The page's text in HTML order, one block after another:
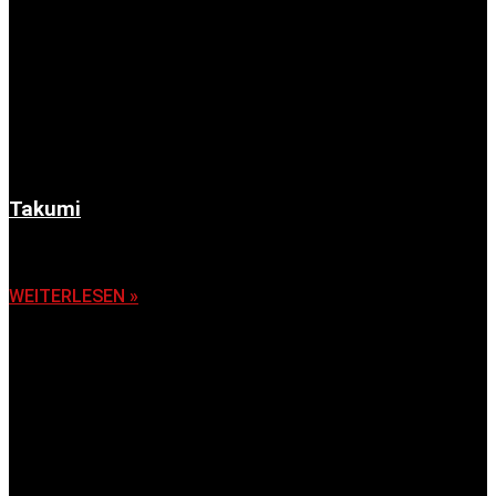
Takumi
WEITERLESEN »